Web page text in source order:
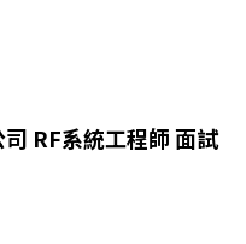
司 RF系統工程師 面試